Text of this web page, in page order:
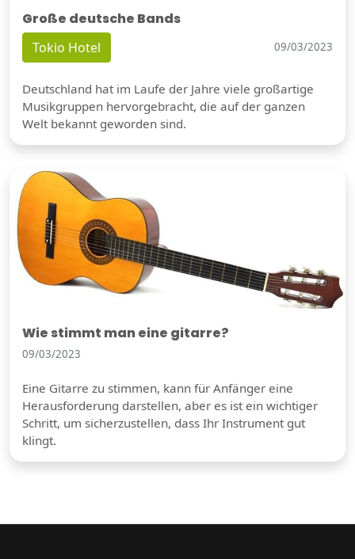
Große deutsche Bands
Tokio Hotel 09/03/2023
Deutschland hat im Laufe der Jahre viele großartige
Musikgruppen hervorgebracht, die auf der ganzen
Welt bekannt geworden sind.
Wie stimmt man eine gitarre?
09/03/2023
Eine Gitarre zu stimmen, kann für Anfänger eine
Herausforderung darstellen, aber es ist ein wichtiger
Schritt, um sicherzustellen, dass Ihr Instrument gut
klingt.